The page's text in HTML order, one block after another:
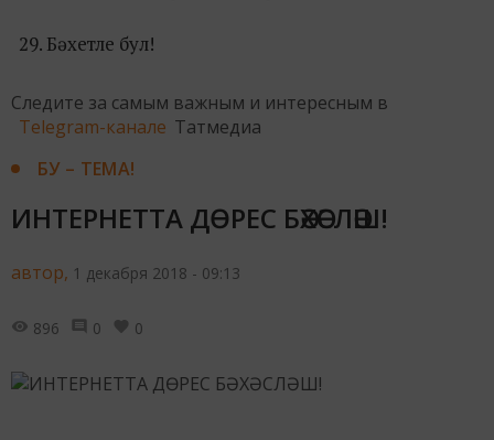
29. Бәхетле бул!
Следите за самым важным и интересным в
Telegram-канале Татмедиа
БУ – ТЕМА!
ИНТЕРНЕТТА ДӨРЕС БӘХӘСЛӘШ!
автор, 1 декабря 2018 - 09:13
896 0 0